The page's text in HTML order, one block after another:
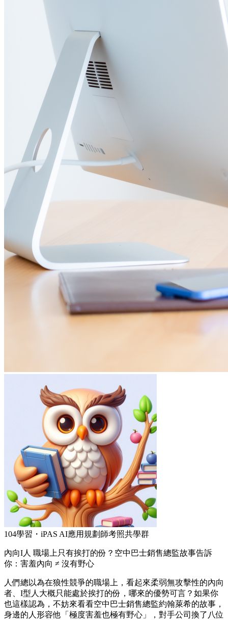
104學習・iPAS AI應用規劃師考照共學群
內向I人 職場上只有挨打的份？空中巴士銷售總監故事告訴
你：害羞內向 ≠ 沒有野心
人們總以為在狼性競爭的職場上，看起來柔弱無攻擊性的內向
者、I型人大概只能處於挨打的份，哪來的優勢可言？如果你
也這樣認為，不妨來看看空中巴士銷售總監約翰萊希的故事，
身邊的人形容他「極度害羞也極有野心」，對手公司換了八位